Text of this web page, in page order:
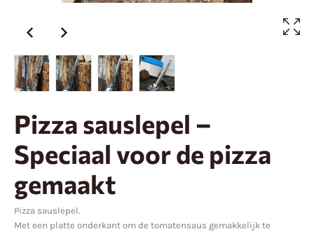
Pizza sauslepel –
Speciaal voor de pizza
gemaakt
Pizza sauslepel.
Met een platte onderkant om de tomatensaus gemakkelijk te